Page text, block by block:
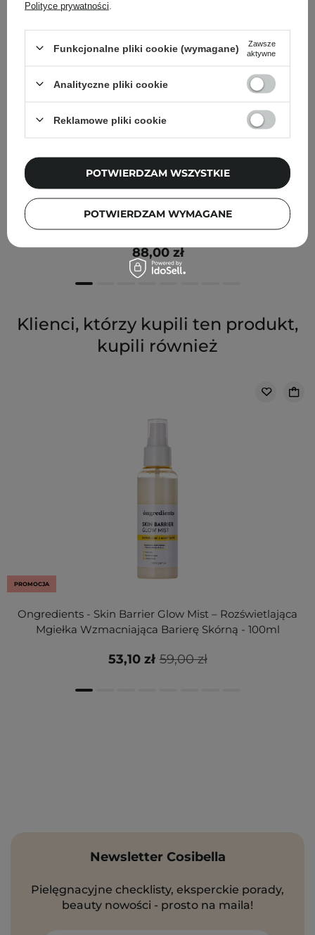
NOWOŚĆ
Ma:nyo - Glutathione 7 Dark Spot Serum Patch - Serum
88,00 zł
Klienci, którzy kupili ten produkt,
kupili również
PROMOCJA
Ongredients - Skin Barrier Glow Mist – Rozświetlająca
Mgiełka Wzmacniająca Barierę Skórną - 100ml
59,00 zł
53,10 zł
Newsletter Cosibella
Pielęgnacyjne checklisty, eksperckie porady,
beauty nowości - prosto na maila!
Polityce prywatności
Funkcjonalne pliki cookie (wymagane)
Zawsze
aktywne
Analityczne pliki cookie
Reklamowe pliki cookie
POTWIERDZAM WYMAGANE
POTWIERDZAM WSZYSTKIE